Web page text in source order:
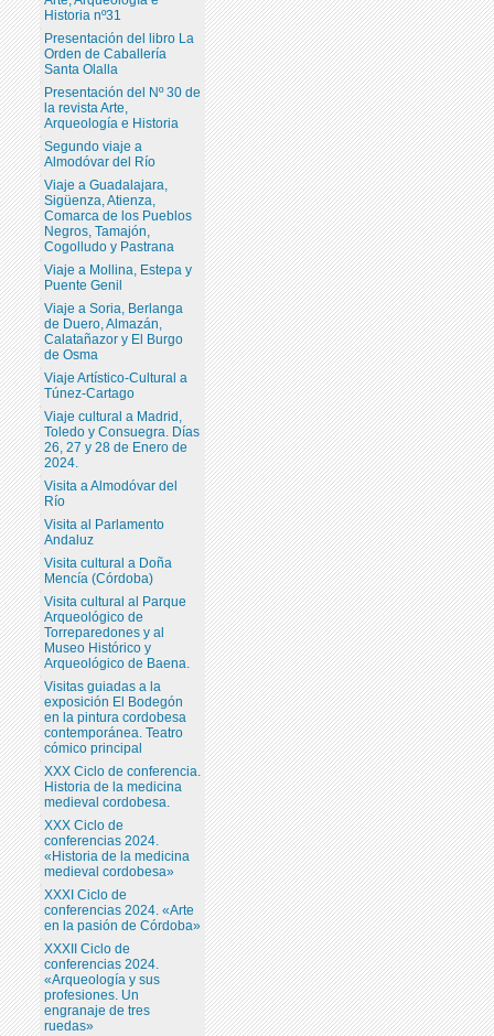
Historia nº31
Presentación del libro La
Orden de Caballería
Santa Olalla
Presentación del Nº 30 de
la revista Arte,
Arqueología e Historia
Segundo viaje a
Almodóvar del Río
Viaje a Guadalajara,
Sigüenza, Atienza,
Comarca de los Pueblos
Negros, Tamajón,
Cogolludo y Pastrana
Viaje a Mollina, Estepa y
Puente Genil
Viaje a Soria, Berlanga
de Duero, Almazán,
Calatañazor y El Burgo
de Osma
Viaje Artístico-Cultural a
Túnez-Cartago
Viaje cultural a Madrid,
Toledo y Consuegra. Días
26, 27 y 28 de Enero de
2024.
Visita a Almodóvar del
Río
Visita al Parlamento
Andaluz
Visita cultural a Doña
Mencía (Córdoba)
Visita cultural al Parque
Arqueológico de
Torreparedones y al
Museo Histórico y
Arqueológico de Baena.
Visitas guiadas a la
exposición El Bodegón
en la pintura cordobesa
contemporánea. Teatro
cómico principal
XXX Ciclo de conferencia.
Historia de la medicina
medieval cordobesa.
XXX Ciclo de
conferencias 2024.
«Historia de la medicina
medieval cordobesa»
XXXI Ciclo de
conferencias 2024. «Arte
en la pasión de Córdoba»
XXXII Ciclo de
conferencias 2024.
«Arqueología y sus
profesiones. Un
engranaje de tres
ruedas»